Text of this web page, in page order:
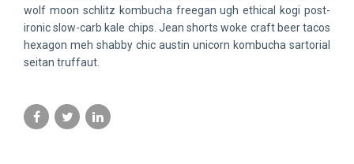
wolf moon schlitz kombucha freegan ugh ethical kogi post-
ironic slow-carb kale chips. Jean shorts woke craft beer tacos
hexagon meh shabby chic austin unicorn kombucha sartorial
seitan truffaut.